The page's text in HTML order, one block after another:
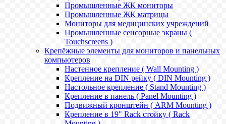
Промышленные ЖК мониторы
Промышленные ЖК матрицы
Мониторы для медицинских учреждений
Промышленные сенсорные экраны (
Touchscreens )
Крепёжные элементы для мониторов и панельных
компьютеров
Настенное крепление ( Wall Mounting )
Крепление на DIN рейку ( DIN Mounting )
Настольное крепление ( Stand Mounting )
Крепление в панель ( Panel Mounting )
Подвижный кронштейн ( ARM Mounting )
Крепление в 19" Rack стойку ( Rack